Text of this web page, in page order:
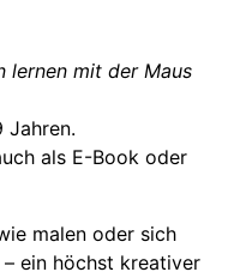
lernen mit der Maus
Jahren.
als E-Book oder
malen oder sich
ein höchst kreativer